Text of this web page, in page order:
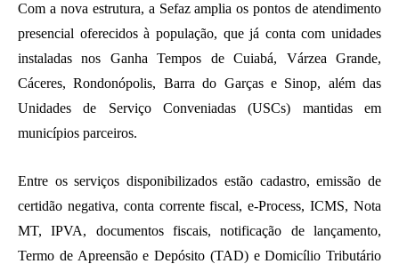
Com a nova estrutura, a Sefaz amplia os pontos de atendimento
presencial oferecidos à população, que já conta com unidades
instaladas nos Ganha Tempos de Cuiabá, Várzea Grande,
Cáceres, Rondonópolis, Barra do Garças e Sinop, além das
Unidades de Serviço Conveniadas (USCs) mantidas em
municípios parceiros.
Entre os serviços disponibilizados estão cadastro, emissão de
certidão negativa, conta corrente fiscal, e-Process, ICMS, Nota
MT, IPVA, documentos fiscais, notificação de lançamento,
Termo de Apreensão e Depósito (TAD) e Domicílio Tributário